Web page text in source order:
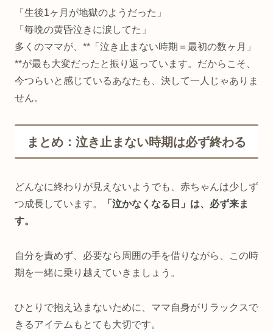
「生後1ヶ月が地獄のようだった」
「毎晩の黄昏泣きに涙してた」
多くのママが、**「泣き止まない時期＝最初の数ヶ月」
**が最も大変だったと振り返っています。だからこそ、
今つらいと感じているあなたも、決して一人じゃありま
せん。
まとめ：泣き止まない時期は必ず終わる
どんなに終わりが見えないようでも、赤ちゃんは少しず
つ成長しています。
「泣かなくなる日」は、必ず来ま
す。
自分を責めず、必要なら周囲の手を借りながら、この時
期を一緒に乗り越えていきましょう。
ひとりで抱え込まないために、ママ自身がリラックスで
きるアイテムもとても大切です。